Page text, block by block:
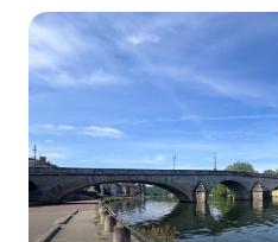
mail
poser
question
l'agence